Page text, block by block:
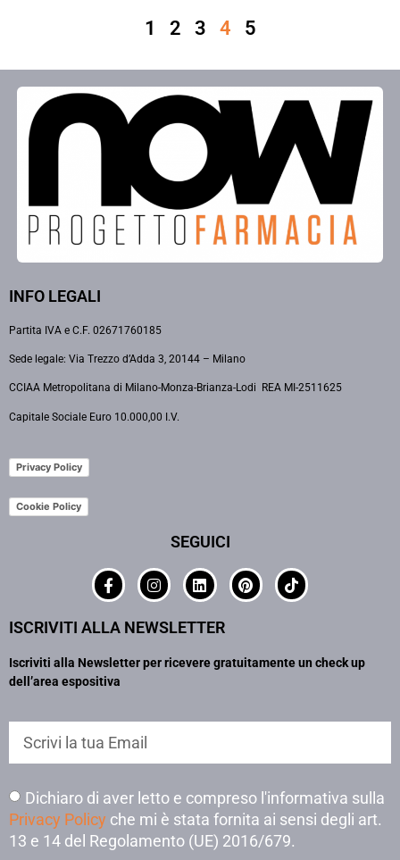
1 2 3 4 5
INFO LEGALI
Partita IVA e C.F. 02671760185
Sede legale: Via Trezzo d’Adda 3, 20144 – Milano
CCIAA Metropolitana di Milano-Monza-Brianza-Lodi REA MI-2511625
Capitale Sociale Euro 10.000,00 I.V.
Privacy Policy
Cookie Policy
SEGUICI
ISCRIVITI ALLA NEWSLETTER
Iscriviti alla Newsletter per ricevere gratuitamente un check up
dell’area espositiva
Dichiaro di aver letto e compreso l'informativa sulla
Privacy Policy che mi è stata fornita ai sensi degli art.
13 e 14 del Regolamento (UE) 2016/679.